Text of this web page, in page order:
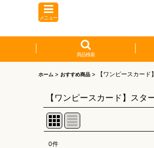
メニュー
商品検索
ホーム > おすすめ商品 > 【ワンピースカー
【ワンピースカード】スタ
0件